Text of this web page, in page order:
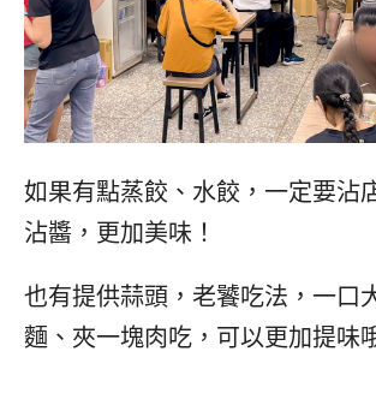
如果有點蒸餃、水餃，一定要沾
沾醬，更加美味！
也有提供蒜頭，老饕吃法，一口
麵、夾一塊肉吃，可以更加提味